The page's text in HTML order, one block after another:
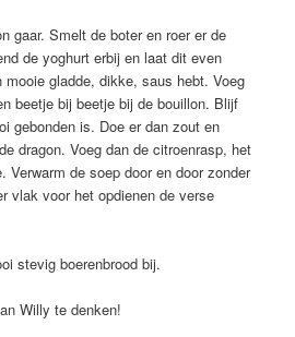
gaar. Smelt de boter en roer er de
de yoghurt erbij en laat dit even
gladde, dikke, saus hebt. Voeg
beetje bij beetje bij de bouillon. Blijf
gebonden is. Doe er dan zout en
dragon. Voeg dan de citroenrasp, het
de soep door en door zonder
vlak voor het opdienen de verse
stevig boerenbrood bij.
Willy te denken!